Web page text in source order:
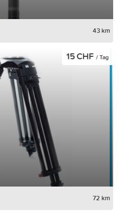
43 km
15 CHF / Tag
72 km